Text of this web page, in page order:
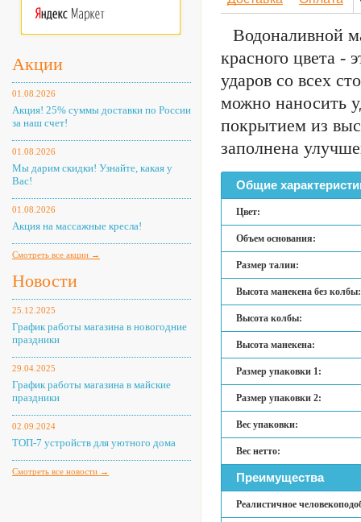
Акции
01.08.2026
Акция! 25% суммы доставки по России
за наш счет!
01.08.2026
Мы дарим скидки! Узнайте, какая у
Вас!
01.08.2026
Акция на массажные кресла!
Смотреть все акции →
Новости
25.12.2025
График работы магазина в новогодние
праздники
29.04.2025
График работы магазина в майские
праздники
02.09.2024
ТОП-7 устройств для уютного дома
Смотреть все новости →
Водоналивной
красного цвета -
ударов со всех
можно наносить
покрытием из
заполнена
Общие
Цвет:
Объем основания:
Размер талии:
Высота манекена без колбы:
Высота колбы:
Высота манекена:
Размер упаковки 1:
Размер упаковки 2:
Вес упаковки:
Вес нетто:
Преимущества
Реалистичное